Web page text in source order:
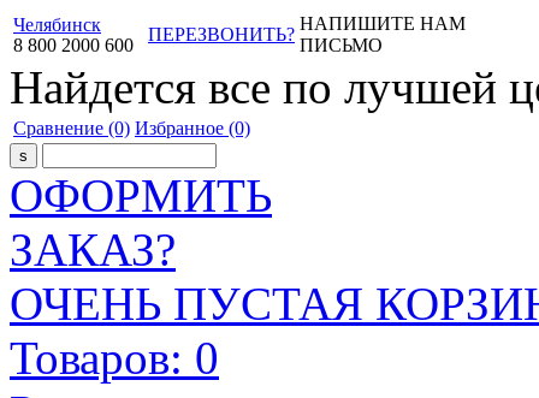
Челябинск
8 800 2000 600
ПЕРЕЗВОНИТЬ?
НАПИШИТЕ НАМ
ПИСЬМО
Найдется все по лучшей
Сравнение (0) Избранное (0)
ОФОРМИТЬ
ЗАКАЗ?
ОЧЕНЬ ПУСТАЯ
Товаров: 0